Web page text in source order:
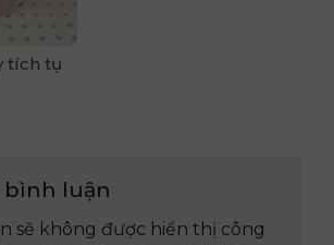
tích tụ
luận
sẽ không được hiển thị công